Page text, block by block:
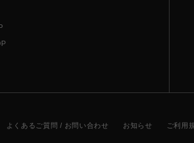
よくあるご質問 / お問い合わせ お知らせ ご利用